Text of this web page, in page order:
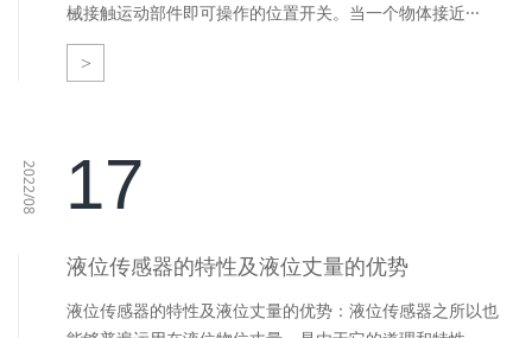
械接触运动部件即可操作的位置开关。当一个物体接近···
>
2022/08 17
液位传感器的特性及液位丈量的优势
液位传感器的特性及液位丈量的优势：液位传感器之所以也